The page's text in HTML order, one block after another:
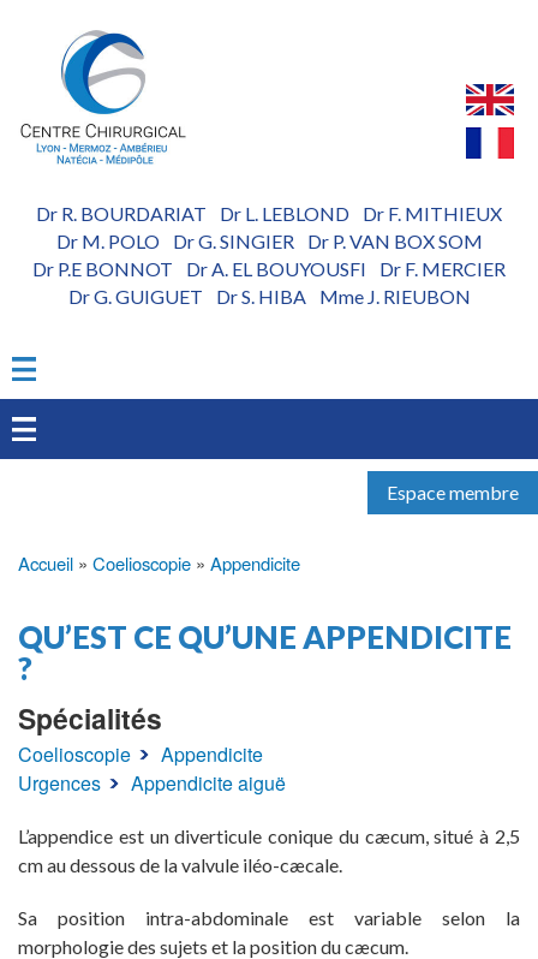
Dr R. BOURDARIAT Dr L. LEBLOND
Dr F. MITHIEUX
Dr M. POLO- Dr G. SINGIER- Dr P. VAN BOX SOM
Dr P.E BONNOT
Dr A. EL BOUYOUSFI
Dr F. MERCIER
Dr G. GUIGUET
Dr S. HIBA- Mme J. RIEUBON
Espace membre
d'Ariane
Accueil Coelioscopie Appendicite
QU’EST CE QU’UNE APPENDICITE
?
Spécialités
Coelioscopie
Appendicite
Urgences
Appendicite aiguë
L’appendice est un diverticule conique du cæcum, situé à 2,5
cm au dessous de la valvule iléo-cæcale.
Sa position intra-abdominale est variable selon la
morphologie des sujets et la position du cæcum.